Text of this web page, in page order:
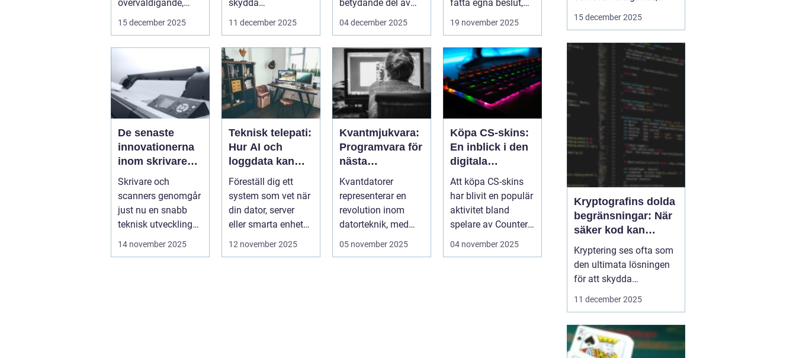
överväldigande,
särskilt för...
15 december 2025
skydda
företagsdata, men
11 december 2025
betydande del av
onlineunderhållning
04 december 2025
fatta egna beslut,
men med de...
19 november 2025
De senaste
innovationerna
inom skrivare
och scanners
Skrivare och
scanners genomgår
just nu en snabb
teknisk utveckling
som gör dem mer
14 november 2025
Teknisk telepati:
Hur AI och
loggdata kan
förutsäga fel
innan de händer
Föreställ dig ett
system som vet när
din dator, server
eller smarta enhet
kommer att ...
12 november 2025
Kvantmjukvara:
Programvara för
nästa
generations
Kvantdatorer
representerar en
revolution inom
datorteknik, med
kapacitet att lösa
05 november 2025
Köpa CS-skins:
En inblick i den
digitala
handelsvärlden
Att köpa CS-skins
har blivit en populär
aktivitet bland
spelare av Counter-
Strike: Global ...
04 november 2025
särskilt för användare
säkerhetslösningar
fokuserar på teknik, men
ignorerar hur människor
faktiskt...
15 december 2025
Kryptografins dolda
begränsningar: När
säker kod kan
missleda företag
Kryptering ses ofta som
den ultimata lösningen
för att skydda
företagsdata, men
implementerad eller
missförstådd kryptografi
11 december 2025